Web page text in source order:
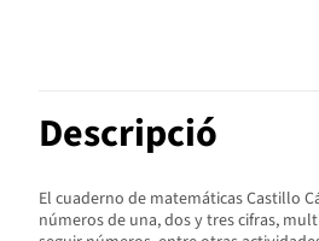
Descripció
El cuaderno de matemáticas Castillo
números de una, dos y tres cifras,